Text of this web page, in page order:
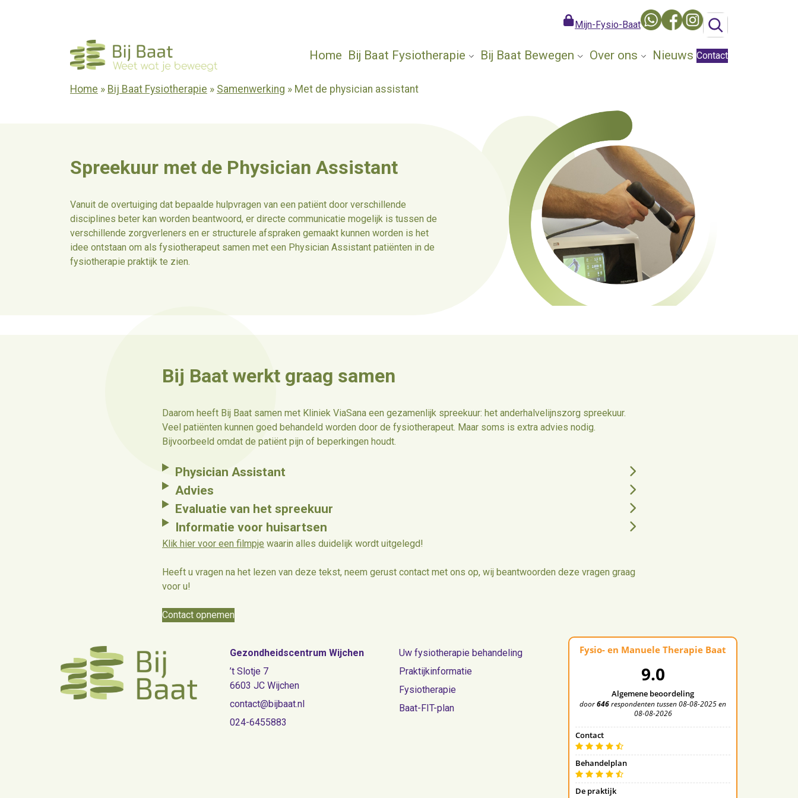
Mijn-Fysio-Baat
Home Bij Baat Fysiotherapie Bij Baat Bewegen Over ons Nieuws Contact
Home » Bij Baat Fysiotherapie » Samenwerking » Met de physician assistant
Spreekuur met de Physician Assistant
Vanuit de overtuiging dat bepaalde hulpvragen van een patiënt door verschillende
disciplines beter kan worden beantwoord, er directe communicatie mogelijk is tussen de
verschillende zorgverleners en er structurele afspraken gemaakt kunnen worden is het
idee ontstaan om als fysiotherapeut samen met een Physician Assistant patiënten in de
fysiotherapie praktijk te zien.
Bij Baat werkt graag samen
Daarom heeft Bij Baat samen met Kliniek ViaSana een gezamenlijk spreekuur: het anderhalvelijnszorg spreekuur.
Veel patiënten kunnen goed behandeld worden door de fysiotherapeut. Maar soms is extra advies nodig.
Bijvoorbeeld omdat de patiënt pijn of beperkingen houdt.
Physician Assistant
Advies
Evaluatie van het spreekuur
Informatie voor huisartsen
Klik hier voor een filmpje waarin alles duidelijk wordt uitgelegd!
Heeft u vragen na het lezen van deze tekst, neem gerust contact met ons op, wij beantwoorden deze vragen graag
voor u!
Contact opnemen
Gezondheidscentrum Wijchen
’t Slotje 7
6603 JC Wijchen
contact@bijbaat.nl
024-6455883
Uw fysiotherapie behandeling
Praktijkinformatie
Fysiotherapie
Baat-FIT-plan